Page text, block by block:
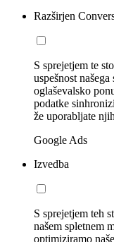
Razširjen
S sprejetjem te
uspešnost
oglaševalsko
podatke
že uporabljate
Google Ads
Izvedba
S sprejetjem teh
našem spletnem
optimiziramo